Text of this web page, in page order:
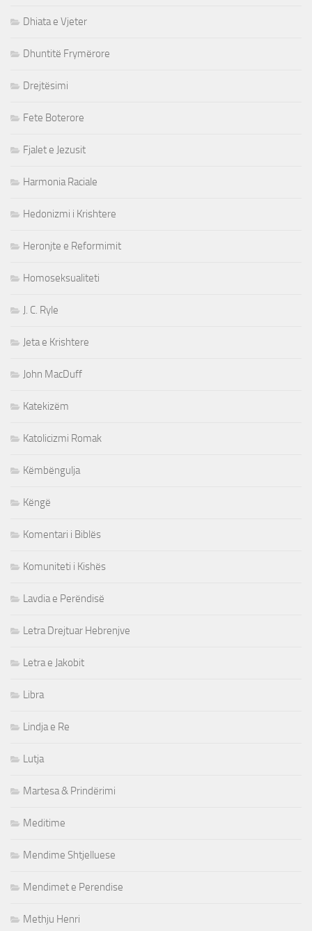
Dhiata e Vjeter
Dhuntitë Frymërore
Drejtësimi
Fete Boterore
Fjalet e Jezusit
Harmonia Raciale
Hedonizmi i Krishtere
Heronjte e Reformimit
Homoseksualiteti
J. C. Ryle
Jeta e Krishtere
John MacDuff
Katekizëm
Katolicizmi Romak
Këmbëngulja
Këngë
Komentari i Biblës
Komuniteti i Kishës
Lavdia e Perëndisë
Letra Drejtuar Hebrenjve
Letra e Jakobit
Libra
Lindja e Re
Lutja
Martesa & Prindërimi
Meditime
Mendime Shtjelluese
Mendimet e Perendise
Methju Henri